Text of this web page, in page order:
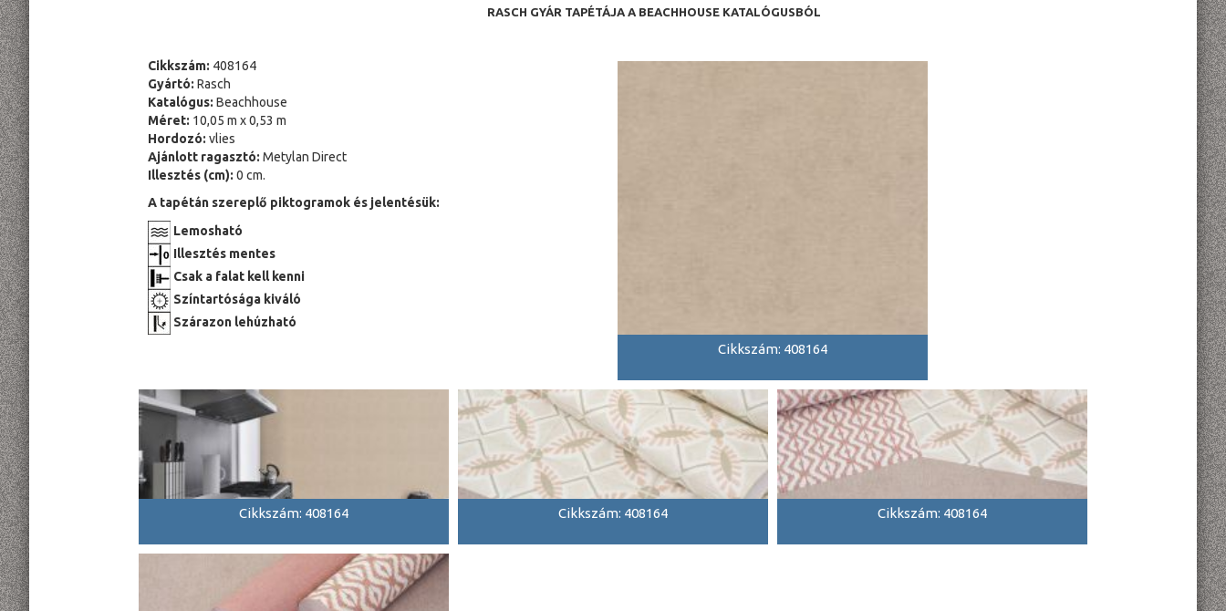
RASCH GYÁR TAPÉTÁJA A BEACHHOUSE KATALÓGUSBÓL
Cikkszám: 408164
Gyártó: Rasch
Katalógus: Beachhouse
Méret: 10,05 m x 0,53 m
Hordozó: vlies
Ajánlott ragasztó: Metylan Direct
Illesztés (cm): 0 cm.
A tapétán szereplő piktogramok és jelentésük:
Lemosható
Illesztés mentes
Csak a falat kell kenni
Színtartósága kiváló
Szárazon lehúzható
Cikkszám: 408164
Cikkszám: 408164 Cikkszám: 408164 Cikkszám: 408164